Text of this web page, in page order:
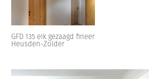
GFD 135 eik gezaagd fineer
Heusden-Zolder